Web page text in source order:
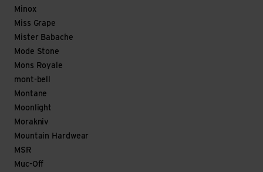
Minox
Miss Grape
Mister Babache
Mode Stone
Mons Royale
mont-bell
Montane
Moonlight
Morakniv
Mountain Hardwear
MSR
Muc-Off